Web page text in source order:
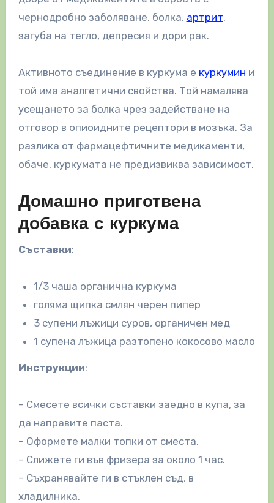
чернодробно заболяване, болка, артрит,
загуба на тегло, депресия и дори рак.
Активното съединение в куркума е куркумин и
той има аналгетични свойства. Той намалява
усещането за болка чрез задействане на
отговор в опиоидните рецептори в мозъка. За
разлика от фармацефтичните медикаменти,
обаче, куркумата не предизвиква зависимост.
Домашно приготвена
добавка с куркума
Съставки:
1/3 чаша органична куркума
голяма щипка смлян черен пипер
3 супени лъжици суров, органичен мед
1 супена лъжица разтопено кокосово масло
Инструкции:
– Смесете всички съставки заедно в купа, за
да направите паста.
– Оформете малки топки от сместа.
– Слижете ги във фризера за около 1 час.
– Съхранявайте ги в стъклен съд, в
хладилника.